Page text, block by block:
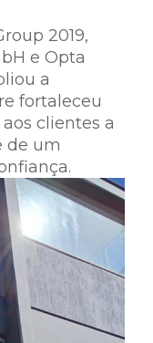
2019,
e Opta
a
fortaleceu
clientes a
de um